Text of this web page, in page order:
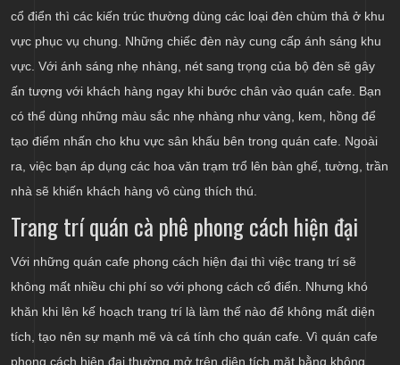
cổ điển thì các kiến trúc thường dùng các loại đèn chùm thả ở khu
vực phục vụ chung. Những chiếc đèn này cung cấp ánh sáng khu
vực. Với ánh sáng nhẹ nhàng, nét sang trọng của bộ đèn sẽ gây
ấn tượng với khách hàng ngay khi bước chân vào quán cafe. Bạn
có thể dùng những màu sắc nhẹ nhàng như vàng, kem, hồng để
tạo điểm nhấn cho khu vực sân khấu bên trong quán cafe. Ngoài
ra, việc bạn áp dụng các hoa văn trạm trổ lên bàn ghế, tường, trần
nhà sẽ khiến khách hàng vô cùng thích thú.
Trang trí quán cà phê phong cách hiện đại
Với những quán cafe phong cách hiện đại thì việc trang trí sẽ
không mất nhiều chi phí so với phong cách cổ điển. Nhưng khó
khăn khi lên kế hoạch trang trí là làm thế nào để không mất diện
tích, tạo nên sự mạnh mẽ và cá tính cho quán cafe. Vì quán cafe
phong cách hiện đại thường mở trên diện tích mặt bằng không